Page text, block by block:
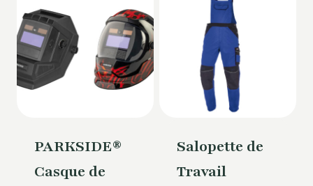
PARKSIDE®
Casque de
Salopette de
Travail